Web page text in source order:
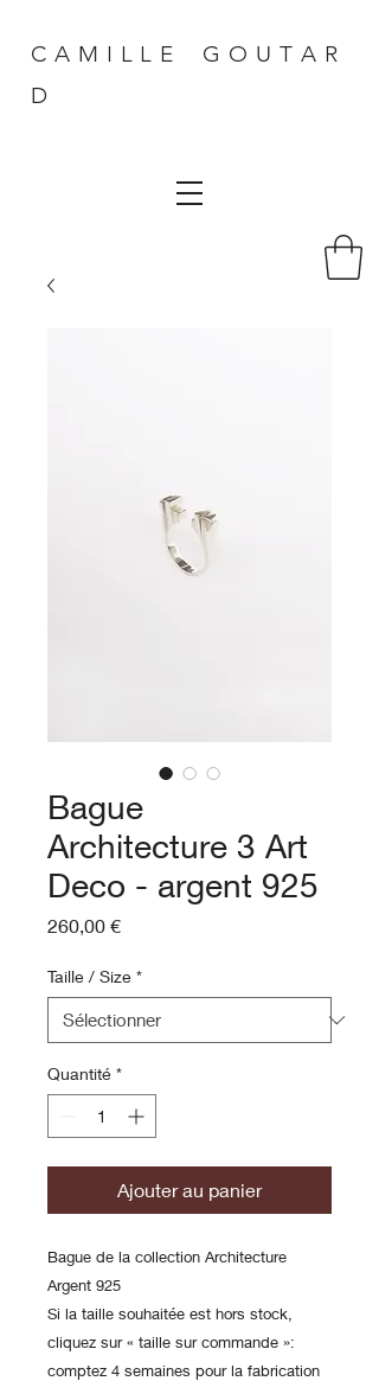
C A M I L L E G O U T A R
D
Bague
Architecture 3 Art
Deco - argent 925
260,00 €Prix
Taille / Size *
Quantité *
Ajouter au panier
Bague de la collection Architecture
Argent 925
Si la taille souhaitée est hors stock,
cliquez sur « taille sur commande »:
comptez 4 semaines pour la fabrication